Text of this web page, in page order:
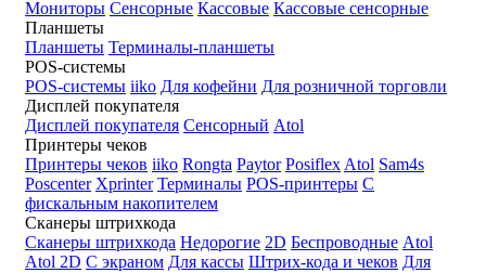
Мониторы Сенсорные Кассовые Кассовые сенсорные
Планшеты
Планшеты Терминалы-планшеты
POS-системы
POS-системы iiko Для кофейни Для розничной торговли
Дисплей покупателя
Дисплей покупателя Сенсорный Atol
Принтеры чеков
Принтеры чеков iiko Rongta Paytor Posiflex Atol Sam4s
Poscenter Xprinter Терминалы POS-принтеры С
фискальным накопителем
Сканеры штрихкода
Сканеры штрихкода Недорогие 2D Беспроводные Atol
Atol 2D С экраном Для кассы Штрих-кода и чеков Для